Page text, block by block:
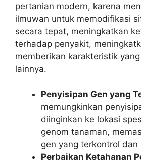
pertanian modern, karena
ilmuwan untuk memodifikasi
secara tepat, meningkatkan
terhadap penyakit,
memberikan karakteristik
lainnya.
Penyisipan Gen yang
memungkinkan
diinginkan ke lokasi
genom tanaman,
gen yang terkontrol dan
Perbaikan Ketahanan